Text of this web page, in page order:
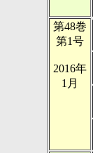
第48巻
第1号
2016年
1月